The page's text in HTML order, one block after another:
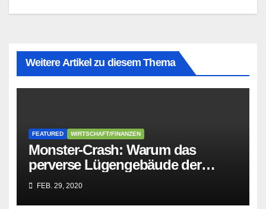
Weitere Artikel zu diesem Thema
FEATURED WIRTSCHAFT/FINANZEN
Monster-Crash: Warum das
perverse Lügengebäude der
Sozialisten in sich
zusammenbricht!
FEB. 29, 2020